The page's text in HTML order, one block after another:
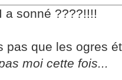
a sonné ????!!!!
pas que les ogres
moi cette fois...